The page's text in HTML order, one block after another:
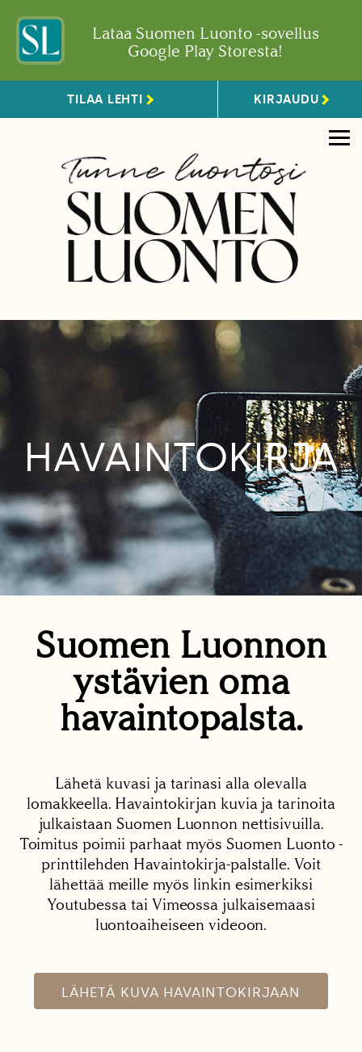
Lataa Suomen Luonto -sovellus
Google Play Storesta!
TILAA LEHTI KIRJAUDU
HAVAINTOKIRJA
Suomen Luonnon
ystävien oma
havaintopalsta.
Lähetä kuvasi ja tarinasi alla olevalla
lomakkeella. Havaintokirjan kuvia ja tarinoita
julkaistaan Suomen Luonnon nettisivuilla.
Toimitus poimii parhaat myös Suomen Luonto -
printtilehden Havaintokirja-palstalle. Voit
lähettää meille myös linkin esimerkiksi
Youtubessa tai Vimeossa julkaisemaasi
luontoaiheiseen videoon.
LÄHETÄ KUVA HAVAINTOKIRJAAN